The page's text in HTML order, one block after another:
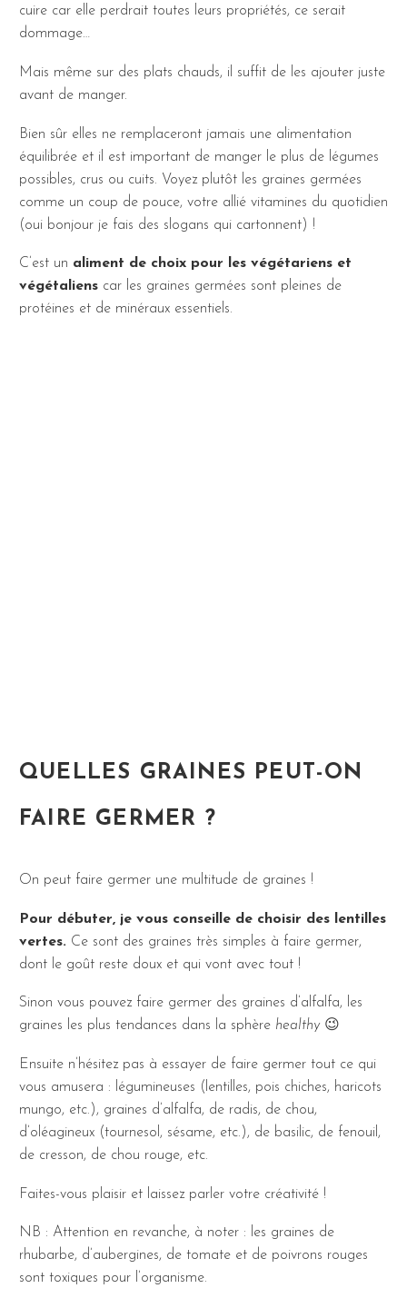
cuire car elle perdrait toutes leurs propriétés, ce serait
dommage…
Mais même sur des plats chauds, il suffit de les ajouter juste
avant de manger.
Bien sûr elles ne remplaceront jamais une alimentation
équilibrée et il est important de manger le plus de légumes
possibles, crus ou cuits. Voyez plutôt les graines germées
comme un coup de pouce, votre allié vitamines du quotidien
(oui bonjour je fais des slogans qui cartonnent) !
C’est un aliment de choix pour les végétariens et
végétaliens car les graines germées sont pleines de
protéines et de minéraux essentiels.
QUELLES GRAINES PEUT-ON
FAIRE GERMER ?
On peut faire germer une multitude de graines !
Pour débuter, je vous conseille de choisir des lentilles
vertes. Ce sont des graines très simples à faire germer,
dont le goût reste doux et qui vont avec tout !
Sinon vous pouvez faire germer des graines d’alfalfa, les
graines les plus tendances dans la sphère healthy😉
Ensuite n’hésitez pas à essayer de faire germer tout ce qui
vous amusera : légumineuses (lentilles, pois chiches, haricots
mungo, etc.), graines d’alfalfa, de radis, de chou,
d’oléagineux (tournesol, sésame, etc.), de basilic, de fenouil,
de cresson, de chou rouge, etc.
Faites-vous plaisir et laissez parler votre créativité !
NB : Attention en revanche, à noter : les graines de
rhubarbe, d’aubergines, de tomate et de poivrons rouges
sont toxiques pour l’organisme.